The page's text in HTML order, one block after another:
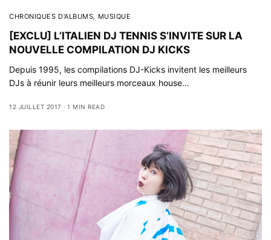
CHRONIQUES D'ALBUMS, MUSIQUE
[EXCLU] L’ITALIEN DJ TENNIS S’INVITE SUR LA
NOUVELLE COMPILATION DJ KICKS
Depuis 1995, les compilations DJ-Kicks invitent les meilleurs
DJs à réunir leurs meilleurs morceaux house…
12 JUILLET 2017 1 MIN READ